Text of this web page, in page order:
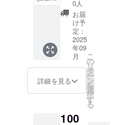
ルや注
意書き
をご確
認くだ
さい。
称：米
粉カヌ
レ 内容
量：１
個
原材料
及び添
加物等
の食品
ラベル
謝の気
持ちを
込め
て、お
礼の
メッ
セージ
と米粉
カヌレ
５個
凍）＋
0人
お届
け予
定：
2025
年09
月
詳細を見る
こ
の
リ
タ
ー
ン
を
選
択
す
る
100